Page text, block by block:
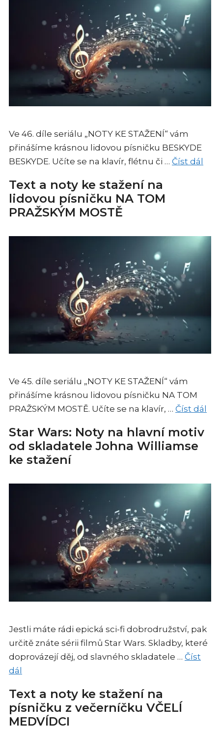
Ve 46. díle seriálu „NOTY KE STAŽENÍ“ vám
přinášíme krásnou lidovou písničku BESKYDE
BESKYDE. Učíte se na klavír, flétnu či … Číst dál
Text a noty ke stažení na
lidovou písničku NA TOM
PRAŽSKÝM MOSTĚ
Ve 45. díle seriálu „NOTY KE STAŽENÍ“ vám
přinášíme krásnou lidovou písničku NA TOM
PRAŽSKÝM MOSTĚ. Učíte se na klavír, … Číst dál
Star Wars: Noty na hlavní motiv
od skladatele Johna Williamse
ke stažení
Jestli máte rádi epická sci-fi dobrodružství, pak
určitě znáte sérii filmů Star Wars. Skladby, které
doprovázejí děj, od slavného skladatele … Číst
dál
Text a noty ke stažení na
písničku z večerníčku VČELÍ
MEDVÍDCI